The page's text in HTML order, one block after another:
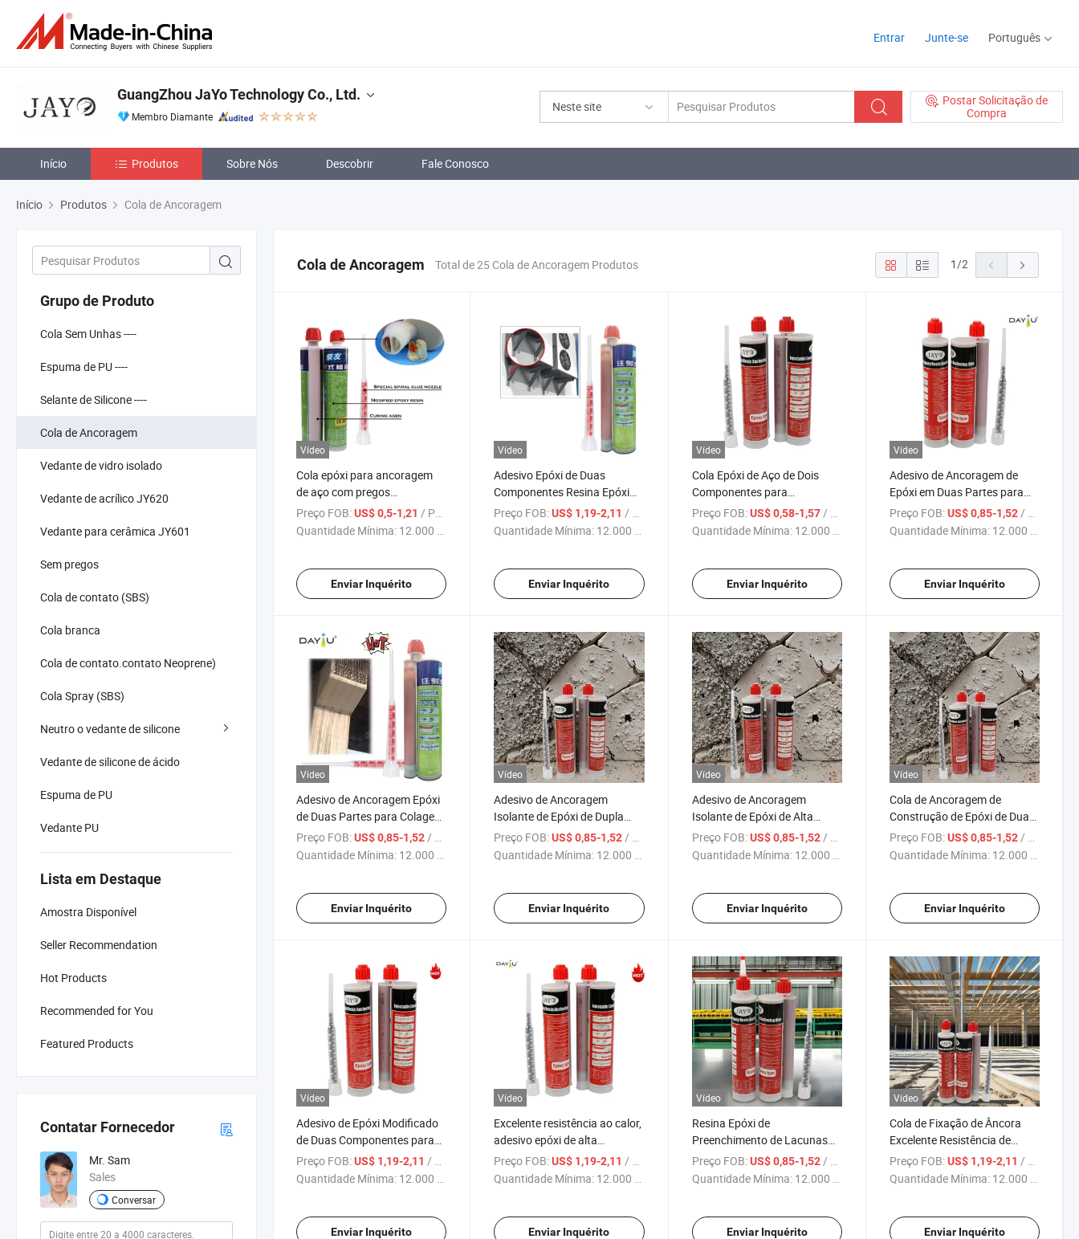
Entrar Junte-se Português
Neste site
Postar Solicitação de
Compra
GuangZhou JaYo Technology Co., Ltd.
Membro Diamante
Início Produtos Sobre Nós Descobrir Fale Conosco
Início Produtos Cola de Ancoragem
Grupo de Produto
Cola Sem Unhas ----
Espuma de PU ----
Selante de Silicone ----
Cola de Ancoragem
Vedante de vidro isolado
Vedante de acrílico JY620
Vedante para cerâmica JY601
Sem pregos
Cola de contato (SBS)
Cola branca
Cola de contato.contato Neoprene)
Cola Spray (SBS)
Neutro o vedante de silicone
Vedante de silicone de ácido
Espuma de PU
Vedante PU
Lista em Destaque
Amostra Disponível
Seller Recommendation
Hot Products
Recommended for You
Featured Products
Contatar Fornecedor
Mr. Sam
Sales
Conversar
Cola de Ancoragem Total de 25 Cola de Ancoragem Produtos 1/2
Vídeo
Cola epóxi para ancoragem
de aço com pregos
modificados Ab Part
Preço FOB:US$ 0,5-1,21 / Peça
Quantidade Mínima: 12.000 Peças
Enviar Inquérito
Vídeo
Adesivo Epóxi de Duas
Componentes Resina Epóxi
Injetável Cola de Ancoragem
para Construção em Concreto
Preço FOB: US$ 1,19-2,11/ Peça
Quantidade Mínima: 12.000 Peças
Enviar Inquérito
Vídeo
Cola Epóxi de Aço de Dois
Componentes para
Ancoragem em Concreto
Produtos Químicos para
Preço FOB: US$ 0,58-1,57/ Peça
Quantidade Mínima: 12.000 Peças
Enviar Inquérito
Vídeo
Adesivo de Ancoragem de
Epóxi em Duas Partes para
Construção Profissional
Selante de Cura Rápida para
Preço FOB: US$ 0,85-1,52/ Peça
Quantidade Mínima: 12.000 Peças
Enviar Inquérito
Vídeo
Adesivo de Ancoragem Epóxi
de Duas Partes para Colagem
Geral e Vedação
Preço FOB:US$ 0,85-1,52 / Peça
Quantidade Mínima: 12.000 Peças
Enviar Inquérito
Vídeo
Adesivo de Ancoragem
Isolante de Epóxi de Dupla
Componente de Cura Rápida
para Construção
Preço FOB: US$ 0,85-1,52 / Peça
Quantidade Mínima: 12.000 Peças
Enviar Inquérito
Vídeo
Adesivo de Ancoragem
Isolante de Epóxi de Alta
Resistência para Profissionais
de Antienvelhecimento
Preço FOB: US$ 0,85-1,52 / Peça
Quantidade Mínima: 12.000 Peças
Enviar Inquérito
Vídeo
Cola de Ancoragem de
Construção de Epóxi de Duas
Componentes de Alto
Desempenho à Prova de
Preço FOB: US$ 0,85-1,52 / Peça
Quantidade Mínima: 12.000 Peças
Enviar Inquérito
Vídeo
Adesivo de Epóxi Modificado
de Duas Componentes para
Materiais de Construção
Preço FOB:US$ 1,19-2,11 / Peça
Quantidade Mínima: 12.000 Peças
Enviar Inquérito
Vídeo
Excelente resistência ao calor,
adesivo epóxi de alta
resistência em duas
componentes para
Preço FOB: US$ 1,19-2,11 / Peça
Quantidade Mínima: 12.000 Peças
Enviar Inquérito
Vídeo
Resina Epóxi de
Preenchimento de Lacunas
com Duas Componentes,
Resistência a UV para Cola de
Preço FOB: US$ 0,85-1,52 / Peça
Quantidade Mínima: 12.000 Peças
Enviar Inquérito
Vídeo
Cola de Fixação de Âncora
Excelente Resistência de
Ligação Adesivo de Duas
Componentes para
Preço FOB: US$ 1,19-2,11 / Peça
Quantidade Mínima: 12.000 Peças
Enviar Inquérito